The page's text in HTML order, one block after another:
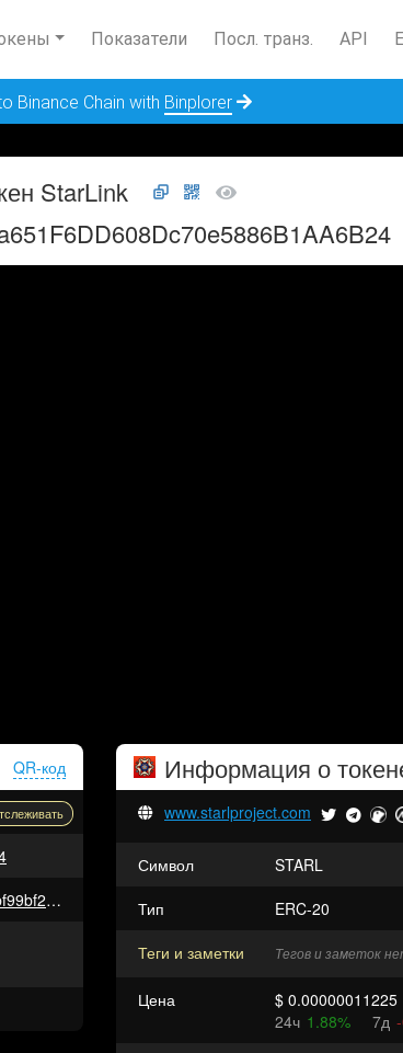
Показатели Посл. транз. API
Binance Chain with Binplorer
StarLink
QR-код
0x9c181f0dab7e5b8deac743909ce0131b79847436bf99bf2866d15328d831ae05
Информация о
www.starlproject.com
Символ
STARL
Тип
ERC-20
Теги и заметки
Тегов и заметок
Цена
$ 0.00000011225
24ч 1.88% 7д